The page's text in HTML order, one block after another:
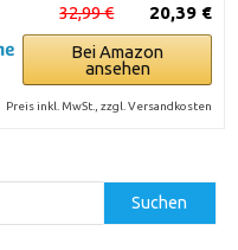
20,39 €
32,99 €
Bei Amazon
ansehen
Preis inkl. MwSt., zzgl. Versandkosten
Suchen